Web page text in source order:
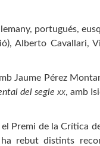
portugués,
Alberto Cavallari,
Jaume Pérez
del segle xx, amb
Premi de la Crítica
rebut distints